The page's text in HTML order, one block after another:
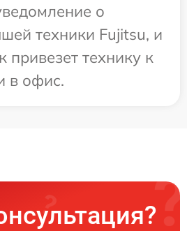
о
техники Fujitsu, и
привезет технику к
в офис.